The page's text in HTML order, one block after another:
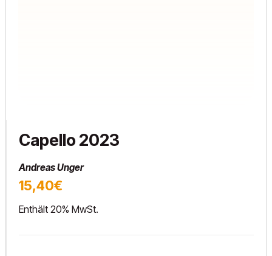
Capello 2023
Andreas Unger
15,40€
Enthält 20% MwSt.